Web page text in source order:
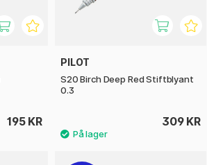
195 KR
PILOT
S20 Birch Deep Red Stiftblyant
0.3
309 KR